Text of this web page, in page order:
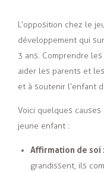
L’opposition chez le
développement qui
3 ans. Comprendre
aider les parents et
et à soutenir l’enfant
Voici quelques
jeune enfant :
Affirmation de soi :
grandissent, ils